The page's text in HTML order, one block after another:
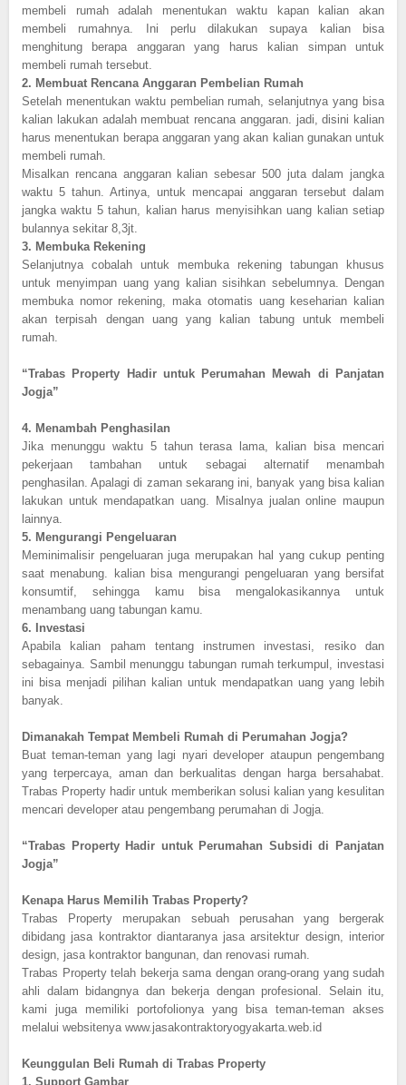
membeli rumah adalah menentukan waktu kapan kalian akan
membeli rumahnya. Ini perlu dilakukan supaya kalian bisa
menghitung berapa anggaran yang harus kalian simpan untuk
membeli rumah tersebut.
2. Membuat Rencana Anggaran Pembelian Rumah
Setelah menentukan waktu pembelian rumah, selanjutnya yang bisa
kalian lakukan adalah membuat rencana anggaran. jadi, disini kalian
harus menentukan berapa anggaran yang akan kalian gunakan untuk
membeli rumah.
Misalkan rencana anggaran kalian sebesar 500 juta dalam jangka
waktu 5 tahun. Artinya, untuk mencapai anggaran tersebut dalam
jangka waktu 5 tahun, kalian harus menyisihkan uang kalian setiap
bulannya sekitar 8,3jt.
3. Membuka Rekening
Selanjutnya cobalah untuk membuka rekening tabungan khusus
untuk menyimpan uang yang kalian sisihkan sebelumnya. Dengan
membuka nomor rekening, maka otomatis uang keseharian kalian
akan terpisah dengan uang yang kalian tabung untuk membeli
rumah.
“Trabas Property Hadir untuk Perumahan Mewah di Panjatan
Jogja”
4. Menambah Penghasilan
Jika menunggu waktu 5 tahun terasa lama, kalian bisa mencari
pekerjaan tambahan untuk sebagai alternatif menambah
penghasilan. Apalagi di zaman sekarang ini, banyak yang bisa kalian
lakukan untuk mendapatkan uang. Misalnya jualan online maupun
lainnya.
5. Mengurangi Pengeluaran
Meminimalisir pengeluaran juga merupakan hal yang cukup penting
saat menabung. kalian bisa mengurangi pengeluaran yang bersifat
konsumtif, sehingga kamu bisa mengalokasikannya untuk
menambang uang tabungan kamu.
6.
Investasi
Apabila kalian paham tentang instrumen investasi, resiko dan
sebagainya. Sambil menunggu tabungan rumah terkumpul, investasi
ini bisa menjadi pilihan kalian untuk mendapatkan uang yang lebih
banyak.
Dimanakah Tempat Membeli Rumah di Perumahan Jogja?
Buat teman-teman yang lagi nyari developer ataupun pengembang
yang terpercaya, aman dan berkualitas dengan harga bersahabat.
Trabas Property hadir untuk memberikan solusi kalian yang kesulitan
mencari developer atau pengembang perumahan di Jogja.
“Trabas Property Hadir untuk Perumahan Subsidi di Panjatan
Jogja”
Kenapa Harus Memilih Trabas Property?
Trabas Property merupakan sebuah perusahan yang bergerak
dibidang jasa kontraktor diantaranya jasa arsitektur design, interior
design, jasa kontraktor bangunan, dan renovasi rumah.
Trabas Property telah bekerja sama dengan orang-orang yang sudah
ahli dalam bidangnya dan bekerja dengan profesional. Selain itu,
kami juga memiliki portofolionya yang bisa teman-teman akses
melalui websitenya www.jasakontraktoryogyakarta.web.id
Keunggulan Beli Rumah di Trabas Property
1. Support Gambar